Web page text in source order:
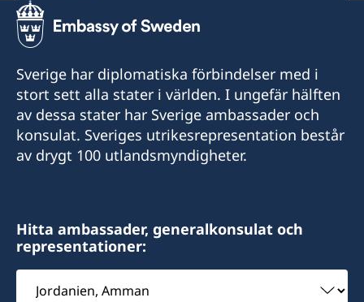
Sverige har diplomatiska förbindelser med i
stort sett alla stater i världen. I ungefär hälften
av dessa stater har Sverige ambassader och
konsulat. Sveriges utrikesrepresentation består
av drygt 100 utlandsmyndigheter.
Hitta ambassader, generalkonsulat och
representationer:
Välj
ambassad